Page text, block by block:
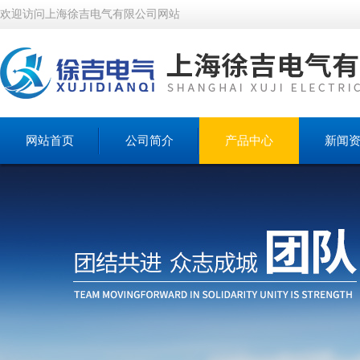
欢迎访问上海徐吉电气有限公司网站
网站首页 公司简介 产品中心 新闻